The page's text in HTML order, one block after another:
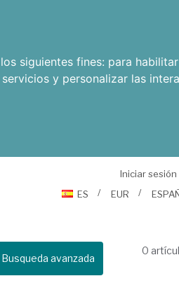
siguientes fines: para
y personalizar las
Iniciar sesión
ES
EUR
Busqueda avanzada
0